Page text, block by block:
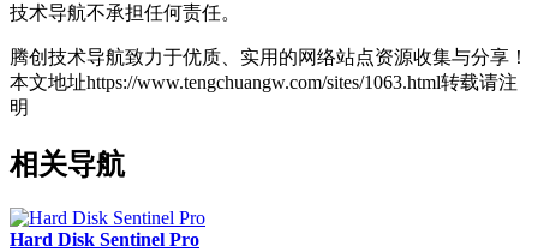
技术导航不承担任何责任。
腾创技术导航致力于优质、实用的网络站点资源收集与分享！
本文地址https://www.tengchuangw.com/sites/1063.html转载请注
明
相关导航
Hard Disk Sentinel Pro